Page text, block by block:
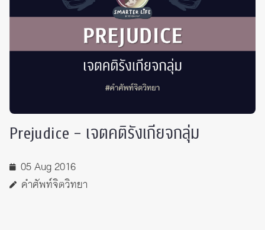
Prejudice – เจตคติรังเกียจกลุ่ม
05 Aug 2016
คำศัพท์จิตวิทยา